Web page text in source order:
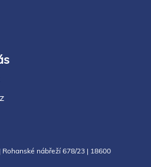
Rohanské nábřeží 678/23 | 18600